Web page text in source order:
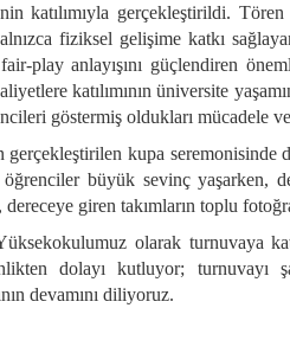
katılımıyla gerçekleştirildi.
fiziksel gelişime katkı
play anlayışını güçlendiren
katılımının üniversite
göstermiş oldukları mücadele
gerçekleştirilen kupa seremonisinde
büyük sevinç yaşarken,
dereceye giren takımların toplu
olarak turnuvaya
dolayı kutluyor; turnuvayı
devamını diliyoruz.